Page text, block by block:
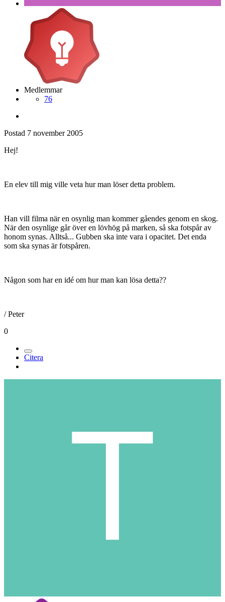
Medlemmar
76
Postad 7 november 2005
Hej!
En elev till mig ville veta hur man löser detta problem.
Han vill filma när en osynlig man kommer gåendes genom en skog.
När den osynlige går över en lövhög på marken, så ska fotspår av
honom synas. Alltså... Gubben ska inte vara i opacitet. Det enda
som ska synas är fotspåren.
Någon som har en idé om hur man kan lösa detta??
/ Peter
0
Citera